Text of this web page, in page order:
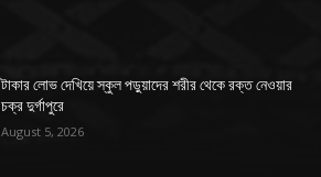
টাকার লোভ দেখিয়ে স্কুল পড়ুয়াদের শরীর থেকে রক্ত নেওয়ার
চক্র দুর্গাপুরে
August 5, 2026